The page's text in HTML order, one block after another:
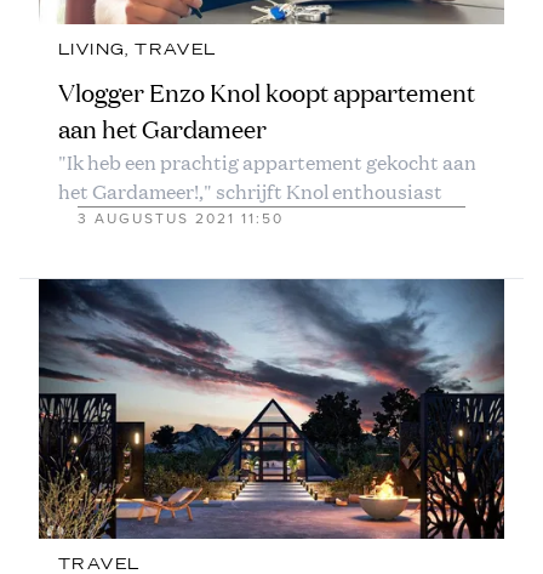
LIVING , TRAVEL
Vlogger Enzo Knol koopt appartement
aan het Gardameer
"Ik heb een prachtig appartement gekocht aan
het Gardameer!," schrijft Knol enthousiast
3 AUGUSTUS 2021 11:50
TRAVEL